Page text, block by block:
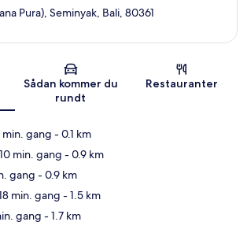
Kort
Pura), Seminyak, Bali, 80361
Sådan kommer du
rundt
Restauranter
min. gang - 0.1 km
min. gang - 0.9 km
gang - 0.9 km
min. gang - 1.5 km
gang - 1.7 km